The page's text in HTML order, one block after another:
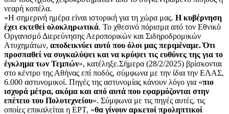
νεαρή κοπέλα.
«Η σημερινή ημέρα είναι ιστορική για τη χώρα μας. Η κυβέρνηση
έχει εκτεθεί ολοκληρωτικά. Το χθεσινό πόρισμα από τον Εθνικό
Οργανισμό Διερεύνησης Αεροπορικών και Σιδηροδρομικών
Ατυχημάτων, αποδεικνύει αυτό που όλοι μας περιμέναμε. Ότι
προσπαθεί να συγκαλύψει και να κρύψει τις ευθύνες της για το
έγκλημα των Τεμπών», κατέληξε.Σήμερα (28/2/2025) βρίσκονται
στο κέντρο της Αθήνας επί ποδός, σύμφωνα με την ίδια την ΕΛΑΣ,
6.000 αστυνομικοί. Πηγές της αστυνομίας κάνουν λόγο για «πιο
ισχυρά μέτρα, ακόμα και από αυτά που εφαρμόζονται στην
επέτειο του Πολυτεχνείου». Σύμφωνα με τις πηγές αυτές, τις
οποίες επικαλείται η ΕΡΤ, «θα γίνουν αρκετοί προληπτικοί